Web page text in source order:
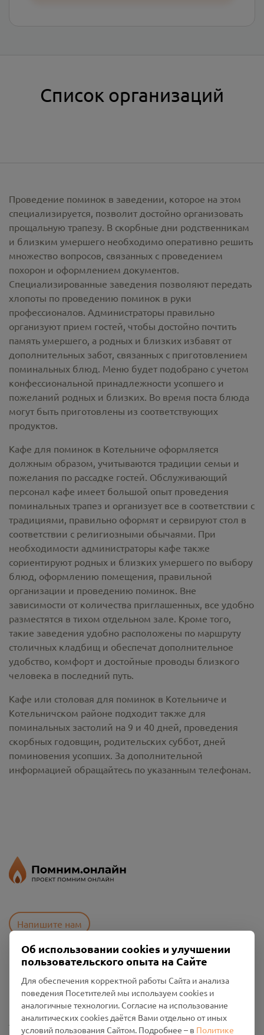
Список организаций
Проведение поминок в заведении, которое на этом
специализируется, позволит достойно организовать
прощальную трапезу. В скорбные дни родственникам
и близким умершего необходимо оперативно решить
множество вопросов, связанных с проведением
похорон и оформлением документов.
Специализированные заведения позволяют передать
хлопоты по проведению поминок в руки
профессионалов. Администраторы правильно
организуют прием гостей, чтобы достойно почтить
память умершего, а родных и близких избавят от
дополнительных забот, связанных с приготовлением
поминальных блюд. Меню будет подобрано с учетом
конфессиональной принадлежности усопшего и
пожеланий родных и близких. Во время поста блюда
могут быть приготовлены из соответствующих
продуктов.
Кафе для поминок в Котельниче оформляется
должным образом, учитываются традиции семьи и
пожелания по рассадке гостей. Обслуживающий
персонал кафе имеет большой опыт проведения
поминальных трапез и организует все в соответствии с
традициями, правильно оформят и сервируют стол в
соответствии с религиозными обычаями. При
необходимости администраторы кафе также
сориентируют родных и близких умершего по выбору
блюд, оформлению помещения, правильной
организации и проведению поминок. Вне
зависимости от количества приглашенных, все удобно
разместятся в тихом отдельном зале. Кроме того,
такие заведения удобно расположены по маршруту
столичных кладбищ и обеспечат дополнительное
удобство, комфорт и достойные проводы близкого
человека в последний путь.
Кафе или столовая для поминок в Котельниче и
Котельничском районе подходит также для
поминальных застолий на 9 и 40 дней, проведения
скорбных годовщин, родительских суббот, дней
поминовения усопших. За дополнительной
информацией обращайтесь по указанным телефонам.
Напишите нам
Политика конфиденциальности
Промо-материалы
Настройки cookies
Об использовании cookies и улучшении
пользовательского опыта на Сайте
Для обеспечения корректной работы Сайта и анализа
поведения Посетителей мы используем cookies и
аналогичные технологии. Согласие на использование
аналитических cookies даётся Вами отдельно от иных
условий пользования Сайтом. Подробнее – в Политике